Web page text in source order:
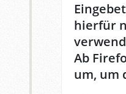
hierfür
Ab
um, um